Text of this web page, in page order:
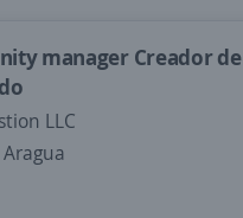
manager Creador de
LLC